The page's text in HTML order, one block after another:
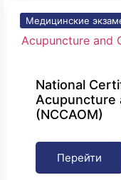
Медицинские
National
Acupuncture
(NCCAOM)
Перейти